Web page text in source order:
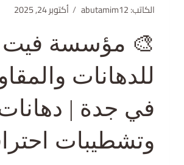
الكاتب:abutamim12 أكتوبر 24, 2025
🎨 مؤسسة
للدهانات
في جدة |
وتشطيبات